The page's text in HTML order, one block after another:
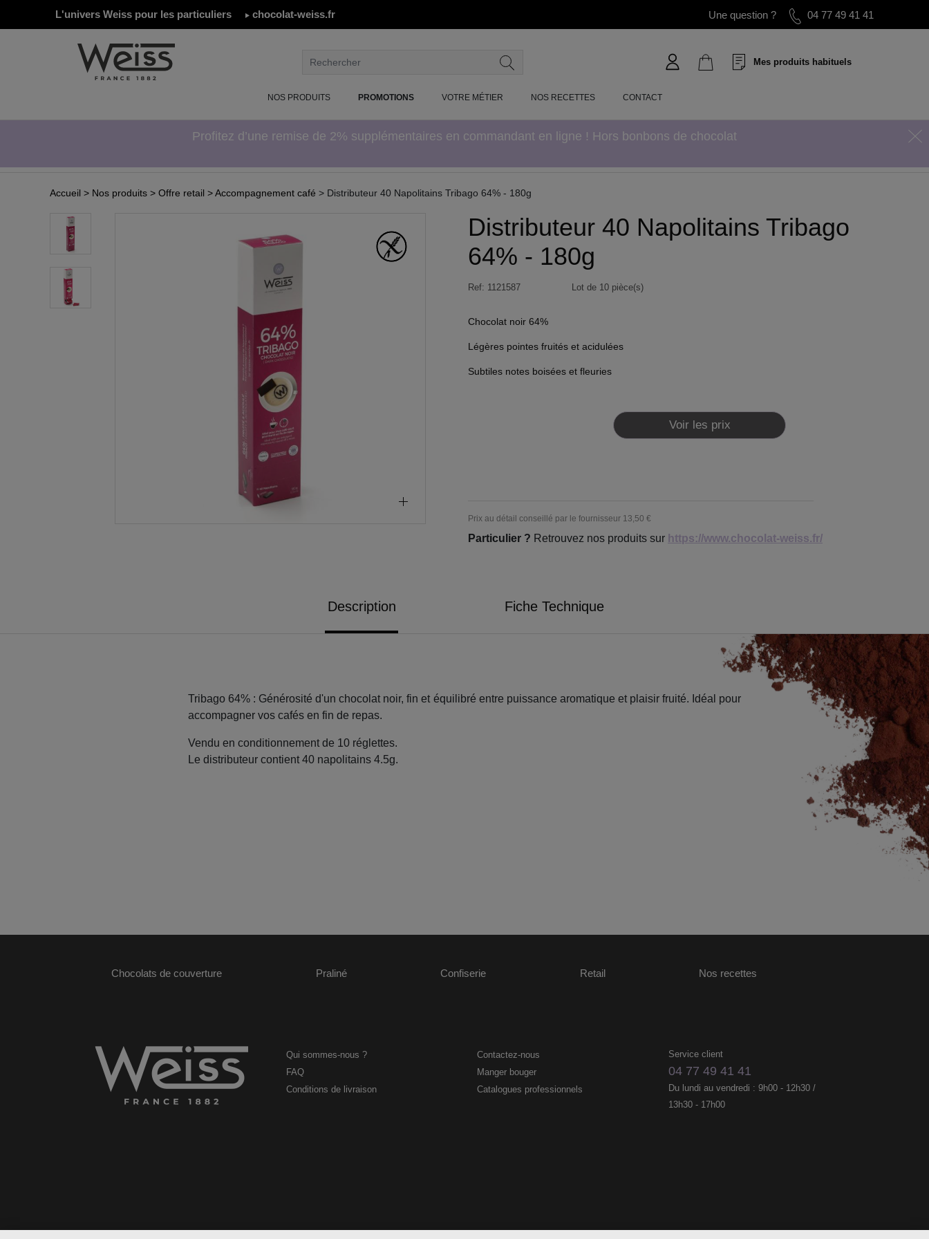
L'univers Weiss pour les particuliers chocolat-weiss.fr Une question ? 04 77 49 41 41
Mes produits habituels
NOS PRODUITS PROMOTIONS VOTRE MÉTIER NOS RECETTES CONTACT
Profitez d’une remise de 2% supplémentaires en commandant en ligne ! Hors bonbons de chocolat
Accueil > Nos produits > Offre retail > Accompagnement café > Distributeur 40 Napolitains Tribago 64% - 180g
Distributeur 40 Napolitains Tribago
64% - 180g
Ref: 1121587 Lot de 10 pièce(s)
Chocolat noir 64%
Légères pointes fruités et acidulées
Subtiles notes boisées et fleuries
Voir les prix
Prix au détail conseillé par le fournisseur 13,50 €
Particulier ? Retrouvez nos produits sur https://www.chocolat-weiss.fr/
Description Fiche Technique
Tribago 64% : Générosité d'un chocolat noir, fin et équilibré entre puissance aromatique et plaisir fruité. Idéal pour
accompagner vos cafés en fin de repas.
Vendu en conditionnement de 10 réglettes.
Le distributeur contient 40 napolitains 4.5g.
Chocolats de couverture Praliné Confiserie Retail Nos recettes
Qui sommes-nous ?
FAQ
Conditions de livraison
Contactez-nous
Manger bouger
Catalogues professionnels
Service client
04 77 49 41 41
Du lundi au vendredi : 9h00 - 12h30 /
13h30 - 17h00